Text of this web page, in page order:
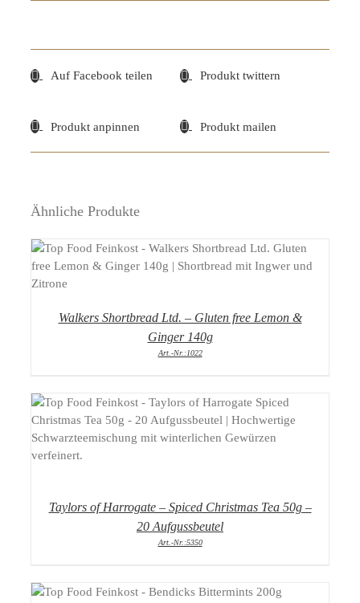
Auf Facebook teilen Produkt twittern
Produkt anpinnen Produkt mailen
Ähnliche Produkte
DETAILS
Walkers Shortbread Ltd. – Gluten free Lemon &
Ginger 140g
Art.-Nr.:1022
DETAILS
Taylors of Harrogate – Spiced Christmas Tea 50g –
20 Aufgussbeutel
Art.-Nr.:5350